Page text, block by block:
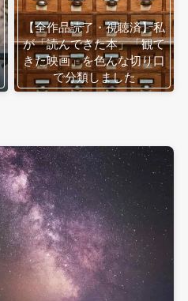
【全作品読了・視聴済】私
が「読んできた本」「観て
きた映画」を色んな切り口
で分類しました